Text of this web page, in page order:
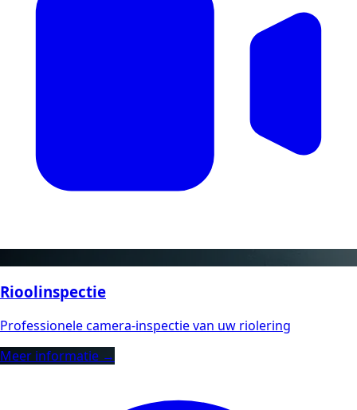
Rioolinspectie
Professionele camera-inspectie van uw riolering
Meer informatie →